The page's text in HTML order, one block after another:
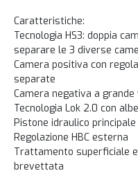
Caratteristiche:
Tecnologia HS3: doppia
separare le 3 diverse
Camera positiva con
separate
Camera negativa a
Tecnologia Lok 2.0 con
Pistone idraulico
Regolazione HBC esterna
Trattamento superficiale
brevettata